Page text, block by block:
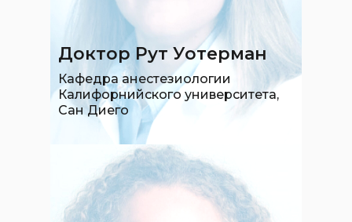
Кафедра анестезиологии
Калифорнийского университета,
Сан Диего
Доктор Рут Уотерман